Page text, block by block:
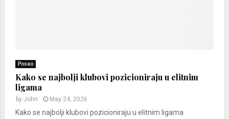
Posao
Kako se najbolji klubovi pozicioniraju u elitnim
ligama
by John May 24, 2026
Kako se najbolji klubovi pozicioniraju u elitnim ligama